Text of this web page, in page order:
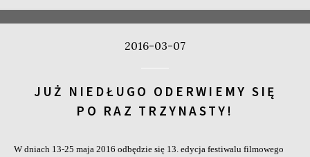
2016-03-07
JUŻ NIEDŁUGO ODERWIEMY SIĘ
PO RAZ TRZYNASTY!
W dniach 13-25 maja 2016 odbędzie się 13. edycja festi­walu filmowego